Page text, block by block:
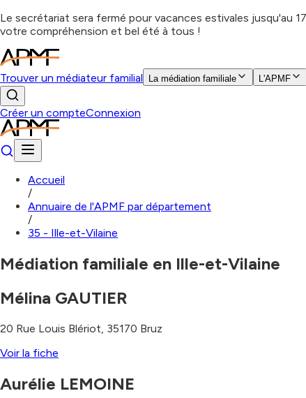
Le secrétariat sera fermé pour vacances estivales jusqu'au
votre compréhension et bel été à tous !
Trouver un médiateur familial La médiation familiale L'APMF
Créer un compteConnexion
Accueil
/
Annuaire de l'APMF par département
/
35 - Ille-et-Vilaine
Médiation familiale en Ille-et-Vilaine
Mélina GAUTIER
20 Rue Louis Blériot 35170 Bruz
Voir la fiche
Aurélie LEMOINE